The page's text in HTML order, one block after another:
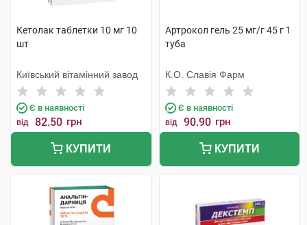
Кетолак таблетки 10 мг 10
шт
Київський вітамінний завод
Є в наявності
від 82.50 грн
КУПИТИ
Артрокол гель 25 мг/г 45 г 1
туба
К.О. Славія Фарм
Є в наявності
від 90.90 грн
КУПИТИ